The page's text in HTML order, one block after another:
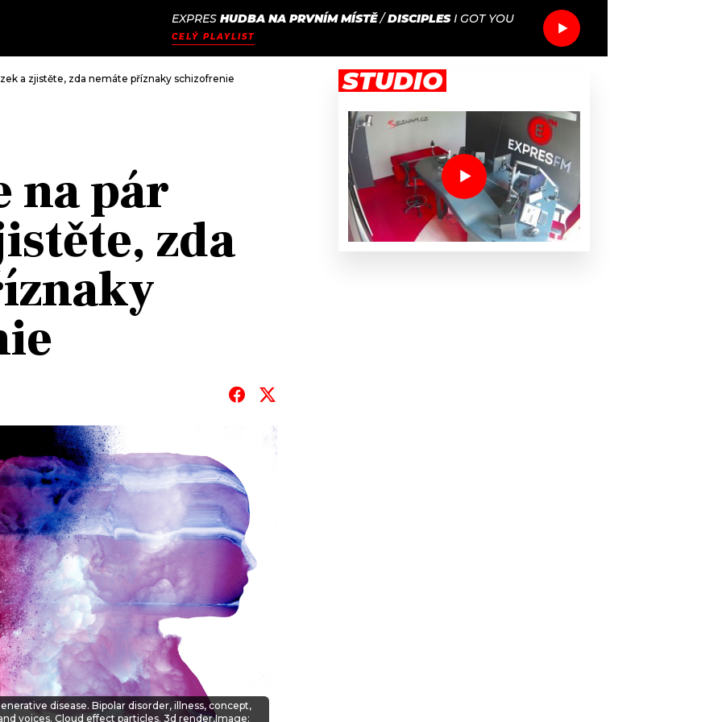
SEZNAM.CZ
EXPRES HUDBA NA PRVNÍM MÍSTĚ/DISCIPLES I GOT YOU
CELÝ PLAYLIST
a zjistěte, zda nemáte příznaky schizofrenie
na pár
zda
disease. Bipolar disorder, illness, concept,
voices. Cloud effect particles. 3d render,Image:
STUDIO